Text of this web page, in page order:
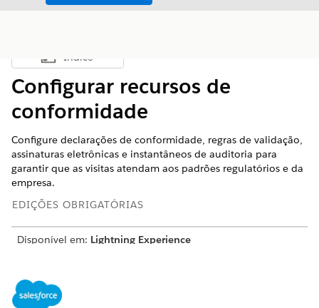
Mostrar índice
Índice
Configurar recursos de
conformidade
Configure declarações de conformidade, regras de validação,
assinaturas eletrônicas e instantâneos de auditoria para
garantir que as visitas atendam aos padrões regulatórios e da
empresa.
EDIÇÕES OBRIGATÓRIAS
Disponível em: Lightning Experience
licença Life Sciences Cloud, o complemento Life Sciences
Cloud para Engajamento do cliente e o pacote gerenciado
Engajamento do cliente das ciências da vida.